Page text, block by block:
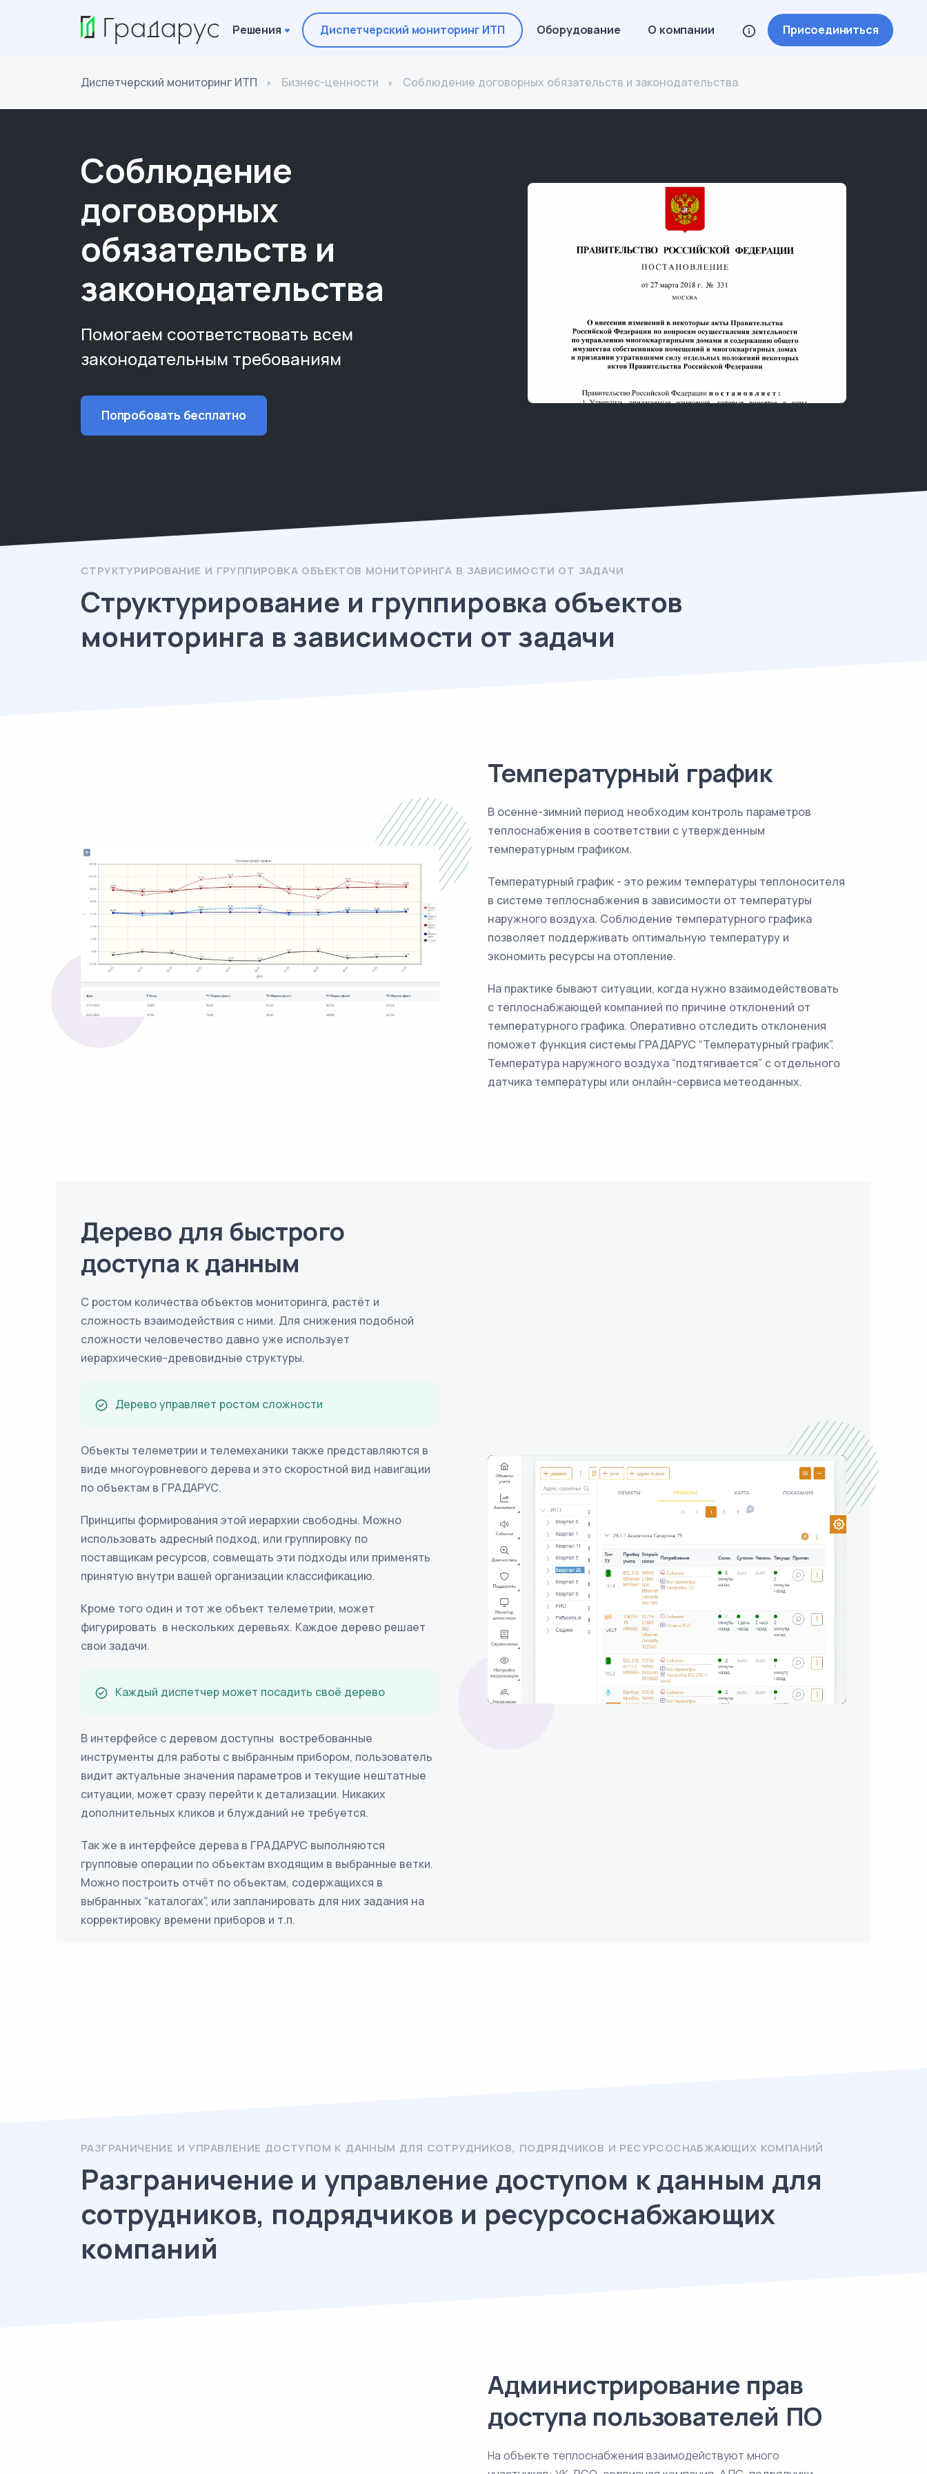
Решения Диспетчерский мониторинг ИТП Оборудование О компании Присоединиться
Диспетчерский мониторинг ИТП Бизнес-ценности Соблюдение договорных обязательств и законодательства
Соблюдение
договорных
обязательств и
законодательства
Помогаем соответствовать всем
законодательным требованиям
Попробовать бесплатно
CТРУКТУРИРОВАНИЕ И ГРУППИРОВКА ОБЪЕКТОВ МОНИТОРИНГА В ЗАВИСИМОСТИ ОТ ЗАДАЧИ
Cтруктурирование и группировка объектов
мониторинга в зависимости от задачи
Температурный график
В осенне-зимний период необходим контроль параметров
теплоснабжения в соответствии с утвержденным
температурным графиком.
Температурный график - это режим температуры теплоносителя
в системе теплоснабжения в зависимости от температуры
наружного воздуха. Соблюдение температурного графика
позволяет поддерживать оптимальную температуру и
экономить ресурсы на отопление.
На практике бывают ситуации, когда нужно взаимодействовать
с теплоснабжающей компанией по причине отклонений от
температурного графика. Оперативно отследить отклонения
поможет функция системы ГРАДАРУС “Температурный график”.
Температура наружного воздуха “подтягивается” с отдельного
датчика температуры или онлайн-сервиса метеоданных.
Дерево для быстрого
доступа к данным
С ростом количества объектов мониторинга, растёт и
сложность взаимодействия с ними. Для снижения подобной
сложности человечество давно уже использует
иерархические-древовидные структуры.
Дерево управляет ростом сложности
Объекты телеметрии и телемеханики также представляются в
виде многоуровневого дерева и это скоростной вид навигации
по объектам в ГРАДАРУС.
Принципы формирования этой иерархии свободны. Можно
использовать адресный подход, или группировку по
поставщикам ресурсов, совмещать эти подходы или применять
принятую внутри вашей организации классификацию.
Кроме того один и тот же объект телеметрии, может
фигурировать в нескольких деревьях. Каждое дерево решает
свои задачи.
Каждый диспетчер может посадить своё дерево
В интерфейсе с деревом доступны востребованные
инструменты для работы с выбранным прибором, пользователь
видит актуальные значения параметров и текущие нештатные
ситуации, может сразу перейти к детализации. Никаких
дополнительных кликов и блужданий не требуется.
Так же в интерфейсе дерева в ГРАДАРУС выполняются
групповые операции по объектам входящим в выбранные ветки.
Можно построить отчёт по объектам, содержащихся в
выбранных “каталогах”, или запланировать для них задания на
корректировку времени приборов и т.п.
РАЗГРАНИЧЕНИЕ И УПРАВЛЕНИЕ ДОСТУПОМ К ДАННЫМ ДЛЯ СОТРУДНИКОВ, ПОДРЯДЧИКОВ И РЕСУРСОСНАБЖАЮЩИХ КОМПАНИЙ
Разграничение и управление доступом к данным для
сотрудников, подрядчиков и ресурсоснабжающих
компаний
Администрирование прав
доступа пользователей ПО
На объекте теплоснабжения взаимодействуют много